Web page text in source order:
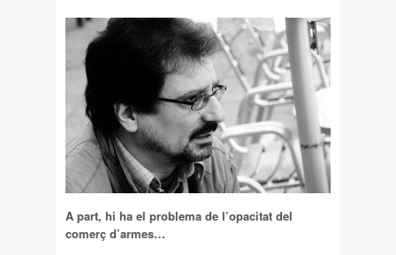
A part, hi ha el problema de l’opacitat del
comerç d’armes…